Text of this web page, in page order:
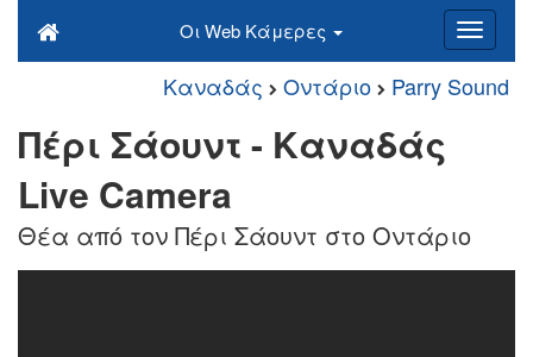
Οι Web Κάμερες
Καναδάς Οντάριο Parry Sound
Πέρι Σάουντ - Καναδάς
Live Camera
Θέα από τον Πέρι Σάουντ στο Οντάριο